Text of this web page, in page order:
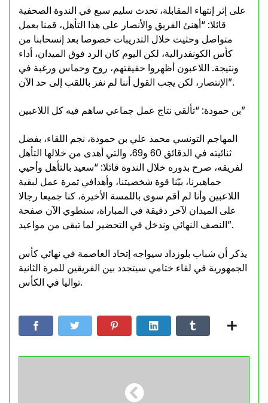
على إثر إنتهاء المقابلة، تحدث سليم سبع في الندوة الصحفية
قائلا: “أهنئ الفريق والأنصار على هذا التأهل، قمنا بعمل
متواصل وحثيث خلال التدريبات خصوصا بعد إنسحابنا من
كأس الكونفدرالية، لكن اليوم كان الرد فوق الميدان، أداء
ونتيجة. اللاعبون أظهروا حقيقتهم، روح وحماس ورغبة في
الإنتصار، لكن يجب القول أننا لم نفز باللقب إلى حد الآن”.
بن حمودة: “تألقي نتاج عمل جماعي ساهم فيه كل اللاعبين”
المهاجم التونسي محمد علي بن حمودة، نجم اللقاء، بفضل
ثنائيته في الدقائق 60 و69، والتي أهدى من خلالها التأهل
لفريقه، صرح بدوره خلال الندوة قائلا: “سعيد بالتأهل وأحيي
جماهيرنا، بيّنا قوة شخصيتنا، وأهدافي ثمرة عمل لبقية
اللاعبين وأنا لم أقم سوى باللمسة الأخيرة، كنا جميعا رجالا
على الميدان لآخر دقيقة في المباراة، سنطوي الآن صفحة
النصف النهائي وندخل في التحضير لما تبقى من مواعيد”.
يذكر أن شباب بلوزداد سيواجه إتحاد العاصمة في نهائي كأس
الجمهورية في لقاء ختامي سيتجدد بين الفريقين للمرة الثانية
تواليا في الكأس.